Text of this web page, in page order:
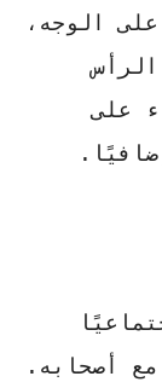
الوجه،
على
.
أصحابه.